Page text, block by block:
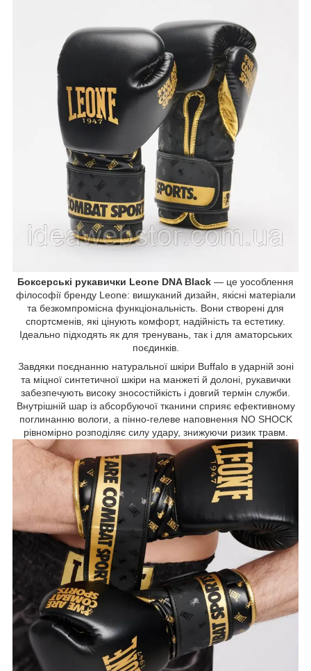
Боксерські рукавички Leone DNA Black — це уособлення
філософії бренду Leone: вишуканий дизайн, якісні матеріали
та безкомпромісна функціональність. Вони створені для
спортсменів, які цінують комфорт, надійність та естетику.
Ідеально підходять як для тренувань, так і для аматорських
поєдинків.
Завдяки поєднанню натуральної шкіри Buffalo в ударній зоні
та міцної синтетичної шкіри на манжеті й долоні, рукавички
забезпечують високу зносостійкість і довгий термін служби.
Внутрішній шар із абсорбуючої тканини сприяє ефективному
поглинанню вологи, а пінно-гелеве наповнення NO SHOCK
рівномірно розподіляє силу удару, знижуючи ризик травм.